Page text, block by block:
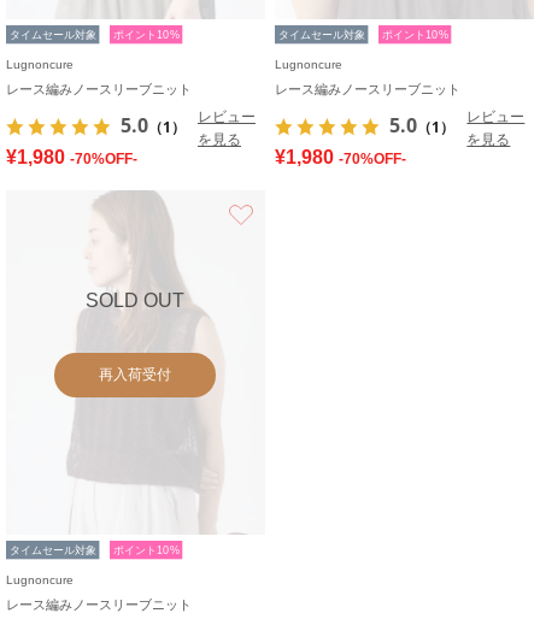
タイムセール対象 ポイント10%
Lugnoncure
レース編みノースリーブニット
5.0 （1）
レビュー
を見る
¥1,980 -70%OFF-
タイムセール対象 ポイント10%
Lugnoncure
レース編みノースリーブニット
5.0 （1）
レビュー
を見る
¥1,980 -70%OFF-
SOLD OUT
再入荷受付
タイムセール対象 ポイント10%
Lugnoncure
レース編みノースリーブニット